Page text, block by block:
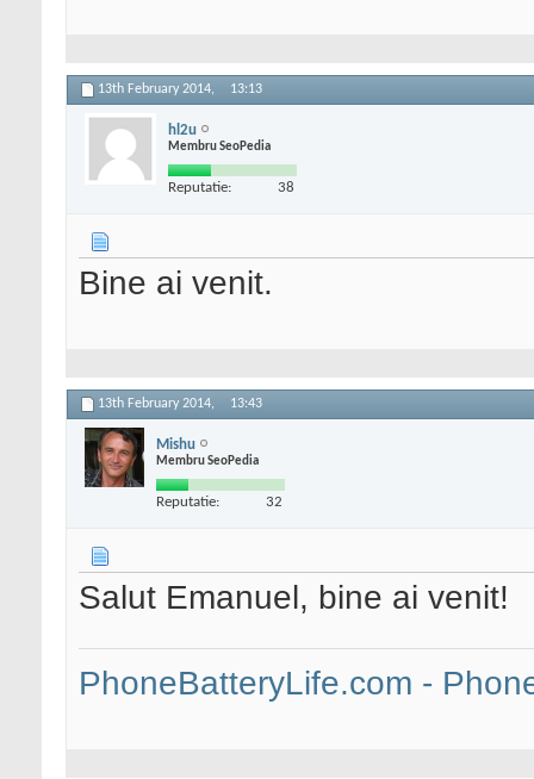
13th February 2014, 13:13
hl2u
Membru SeoPedia
Reputatie: 38
Bine ai venit.
13th February 2014, 13:43
Mishu
Membru SeoPedia
Reputatie: 32
Salut Emanuel, bine ai venit!
PhoneBatteryLife.com -